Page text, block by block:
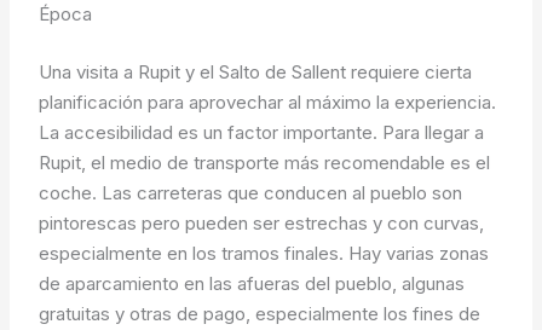
Época
Una visita a Rupit y el Salto de Sallent requiere cierta
planificación para aprovechar al máximo la experiencia.
La accesibilidad es un factor importante. Para llegar a
Rupit, el medio de transporte más recomendable es el
coche. Las carreteras que conducen al pueblo son
pintorescas pero pueden ser estrechas y con curvas,
especialmente en los tramos finales. Hay varias zonas
de aparcamiento en las afueras del pueblo, algunas
gratuitas y otras de pago, especialmente los fines de